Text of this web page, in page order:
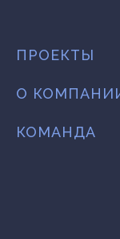
ПРОЕКТЫ
О
КОМАНДА